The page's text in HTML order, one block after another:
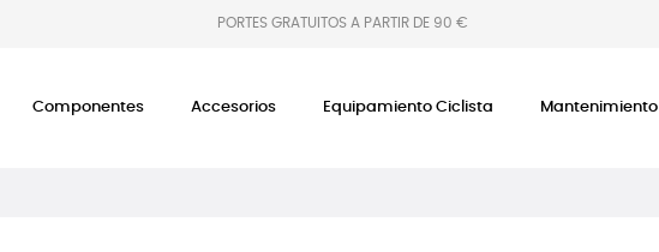
PORTES GRATUITOS A PARTIR DE 90 €
Componentes Accesorios Equipamiento Ciclista Mantenimiento